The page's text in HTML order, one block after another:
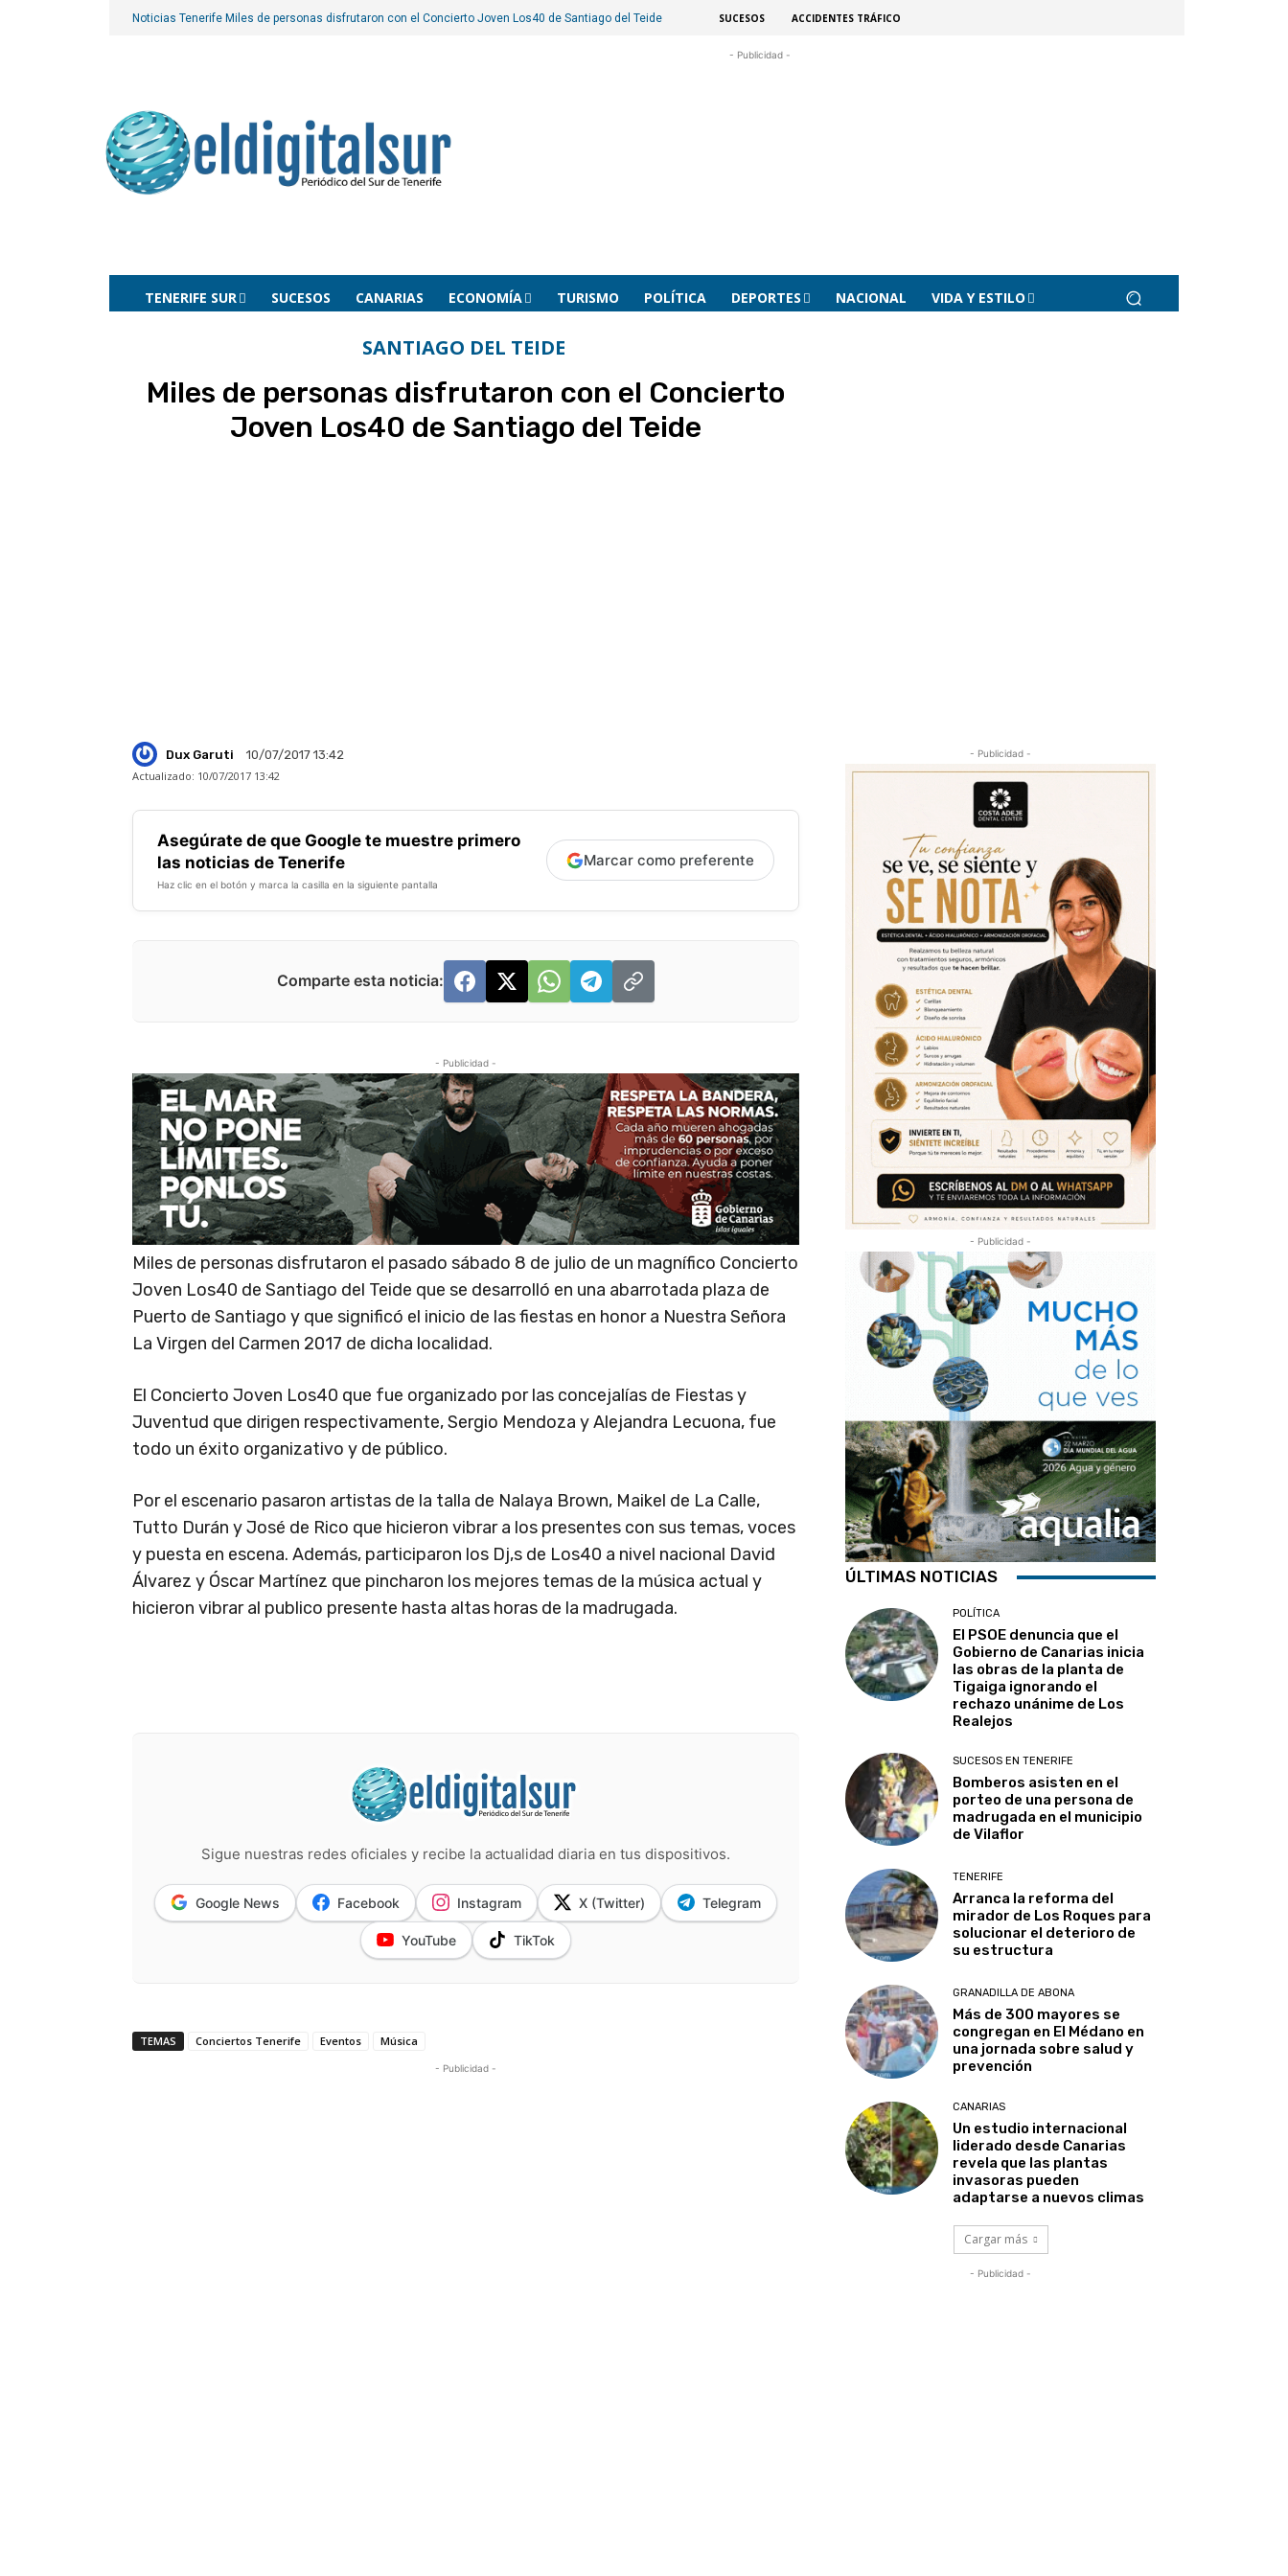
Noticias Tenerife Miles de personas disfrutaron con el Concierto Joven Los40 de Santiago del Teide SUCESOS ACCIDENTES TRÁFICO
- Publicidad -
TENERIFE SUR SUCESOS CANARIAS ECONOMÍA TURISMO POLÍTICA DEPORTES NACIONAL VIDA Y ESTILO
SANTIAGO DEL TEIDE
Miles de personas disfrutaron con el Concierto
Joven Los40 de Santiago del Teide
Dux Garuti
10/07/2017 13:42
Actualizado: 10/07/2017 13:42
Asegúrate de que Google te muestre primero
las noticias de Tenerife
Haz clic en el botón y marca la casilla en la siguiente pantalla
Marcar como preferente
Comparte esta noticia:
- Publicidad -
Miles de personas disfrutaron el pasado sábado 8 de julio de un magnífico Concierto
Joven Los40 de Santiago del Teide que se desarrolló en una abarrotada plaza de
Puerto de Santiago y que significó el inicio de las fiestas en honor a Nuestra Señora
La Virgen del Carmen 2017 de dicha localidad.
El Concierto Joven Los40 que fue organizado por las concejalías de Fiestas y
Juventud que dirigen respectivamente, Sergio Mendoza y Alejandra Lecuona, fue
todo un éxito organizativo y de público.
Por el escenario pasaron artistas de la talla de Nalaya Brown, Maikel de La Calle,
Tutto Durán y José de Rico que hicieron vibrar a los presentes con sus temas, voces
y puesta en escena. Además, participaron los Dj,s de Los40 a nivel nacional David
Álvarez y Óscar Martínez que pincharon los mejores temas de la música actual y
hicieron vibrar al publico presente hasta altas horas de la madrugada.
Sigue nuestras redes oficiales y recibe la actualidad diaria en tus dispositivos.
Google News Facebook Instagram X (Twitter) Telegram
YouTube TikTok
TEMAS Conciertos Tenerife Eventos Música
- Publicidad -
- Publicidad -
- Publicidad -
ÚLTIMAS NOTICIAS
POLÍTICA
El PSOE denuncia que el
Gobierno de Canarias inicia
las obras de la planta de
Tigaiga ignorando el
rechazo unánime de Los
Realejos
SUCESOS EN TENERIFE
Bomberos asisten en el
porteo de una persona de
madrugada en el municipio
de Vilaflor
TENERIFE
Arranca la reforma del
mirador de Los Roques para
solucionar el deterioro de
su estructura
GRANADILLA DE ABONA
Más de 300 mayores se
congregan en El Médano en
una jornada sobre salud y
prevención
CANARIAS
Un estudio internacional
liderado desde Canarias
revela que las plantas
invasoras pueden
adaptarse a nuevos climas
Cargar más
- Publicidad -